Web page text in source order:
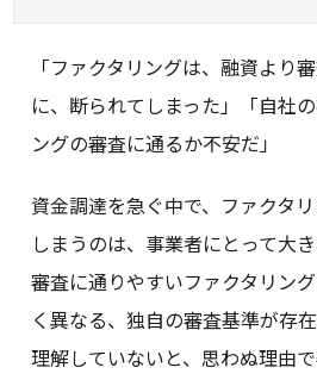
「ファクタリングは、融資より
に、断られてしまった」「自社
ングの審査に通るか不安だ」
資金調達を急ぐ中で、ファクタ
しまうのは、事業者にとって大
審査に通りやすいファクタリン
く異なる、独自の審査基準が存
理解していないと、思わぬ理由